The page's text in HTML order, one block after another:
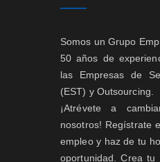
Somos un Grupo
50 años de
las Empresas de
(EST) y Outsourcing.
¡Atrévete a
nosotros! Regístrate
empleo y haz de tu
oportunidad. Crea tu